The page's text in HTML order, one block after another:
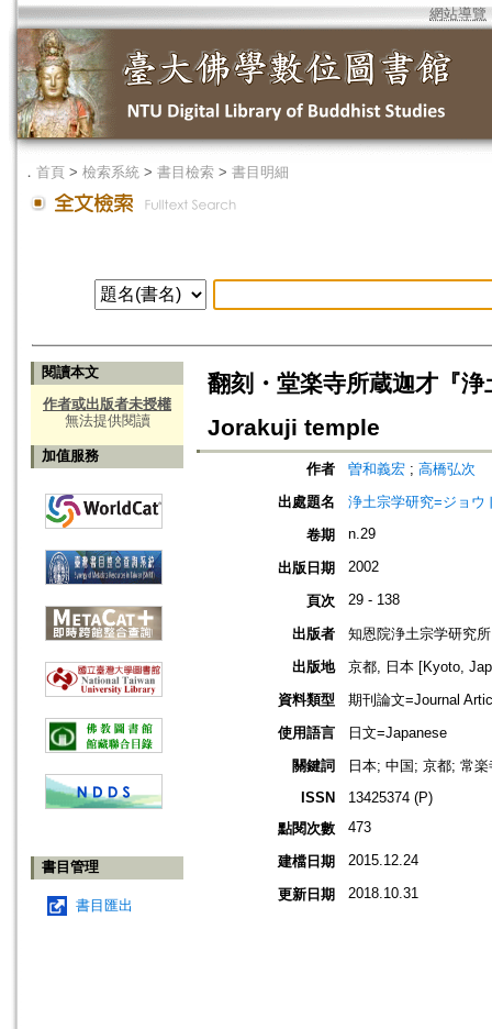
網站導覽
． 首頁 > 檢索系統 > 書目檢索 > 書目明細
閱讀本文
作者或出版者未授權
無法提供閱讀
加值服務
書目管理
書目匯出
翻刻・堂楽寺所蔵迦才『
Jorakuji temple
作者 曽和義宏 ; 高橋弘次
出處題名
浄土宗学研究=ジョウ
卷期
n.29
出版日期 2002
頁次 29 - 138
出版者
知恩院浄土宗学研究所
出版地
京都, 日本 [Kyoto,
資料類型
期刊論文=Journal
使用語言
日文=Japanese
關鍵詞
日本; 中国; 京都; 常
ISSN
13425374 (P)
點閱次數
473
建檔日期 2015.12.24
更新日期 2018.10.31